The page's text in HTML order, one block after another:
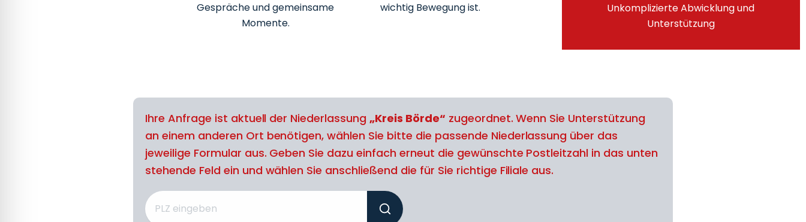
Gespräche und gemeinsame
Momente.
wichtig Bewegung ist.
Unkomplizierte Abwicklung und
Unterstützung
Ihre Anfrage ist aktuell der Niederlassung„Kreis Börde“ zugeordnet. Wenn Sie Unterstützung
an einem anderen Ort benötigen, wählen Sie bitte die passende Niederlassung über das
jeweilige Formular aus. Geben Sie dazu einfach erneut die gewünschte Postleitzahl in das unten
stehende Feld ein und wählen Sie anschließend die für Sie richtige Filiale aus.